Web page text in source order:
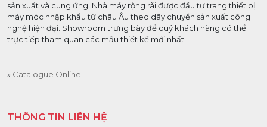
sản xuất và cung ứng. Nhà máy rộng rãi được đầu tư trang thiết bị
máy móc nhập khẩu từ châu Âu theo dây chuyền sản xuất công
nghệ hiện đại. Showroom trưng bày để quý khách hàng có thể
trực tiếp tham quan các mẫu thiết kế mới nhất.
Catalogue Online
THÔNG TIN LIÊN HỆ